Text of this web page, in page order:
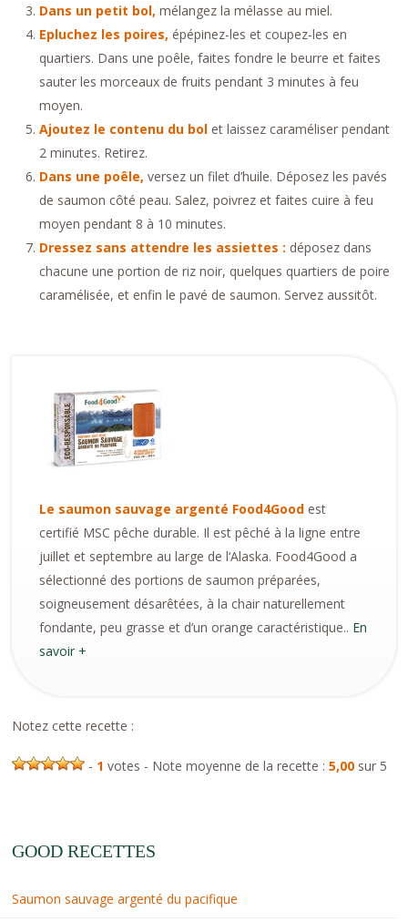
Dans un petit bol, mélangez la mélasse au miel.
Epluchez les poires, épépinez-les et coupez-les en
quartiers. Dans une poêle, faites fondre le beurre et faites
sauter les morceaux de fruits pendant 3 minutes à feu
moyen.
Ajoutez le contenu du bol et laissez caraméliser pendant
2 minutes. Retirez.
Dans une poêle, versez un filet d’huile. Déposez les pavés
de saumon côté peau. Salez, poivrez et faites cuire à feu
moyen pendant 8 à 10 minutes.
Dressez sans attendre les assiettes : déposez dans
chacune une portion de riz noir, quelques quartiers de poire
caramélisée, et enfin le pavé de saumon. Servez aussitôt.
Le saumon sauvage argenté Food4Good est
certifié MSC pêche durable. Il est pêché à la ligne entre
juillet et septembre au large de l‘Alaska. Food4Good a
sélectionné des portions de saumon préparées,
soigneusement désarêtées, à la chair naturellement
fondante, peu grasse et d’un orange caractéristique.. En
savoir +
Notez cette recette :
- 1 votes - Note moyenne de la recette :5,00 sur 5
GOOD RECETTES
Saumon sauvage argenté du pacifique